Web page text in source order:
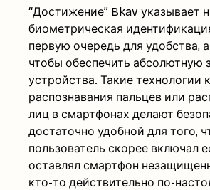
“Достижение” Bkav указывает
биометрическая
первую очередь для удобства,
чтобы обеспечить абсолютную
устройства. Такие технологии
распознавания пальцев или
лиц в смартфонах делают
достаточно удобной для того,
пользователь скорее включал
оставлял смартфон
кто-то действительно по-